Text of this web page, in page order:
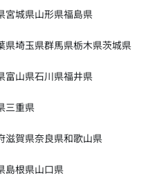
宮城県山形県福島県
県埼玉県群馬県栃木県茨城県
富山県石川県福井県
三重県
滋賀県奈良県和歌山県
島根県山口県